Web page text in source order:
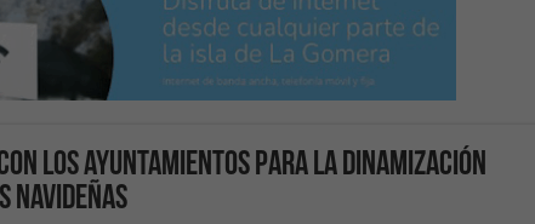
los ayuntamientos para la dinamización
navideñas